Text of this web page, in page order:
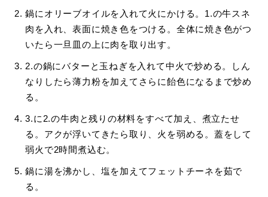
鍋にオリーブオイルを入れて火にかける。1.の牛スネ
肉を入れ、表面に焼き色をつける。全体に焼き色がつ
いたら一旦皿の上に肉を取り出す。
2.の鍋にバターと玉ねぎを入れて中火で炒める。しん
なりしたら薄力粉を加えてさらに飴色になるまで炒め
る。
3.に2.の牛肉と残りの材料をすべて加え、煮立たせ
る。アクが浮いてきたら取り、火を弱める。蓋をして
弱火で2時間煮込む。
鍋に湯を沸かし、塩を加えてフェットチーネを茹で
る。